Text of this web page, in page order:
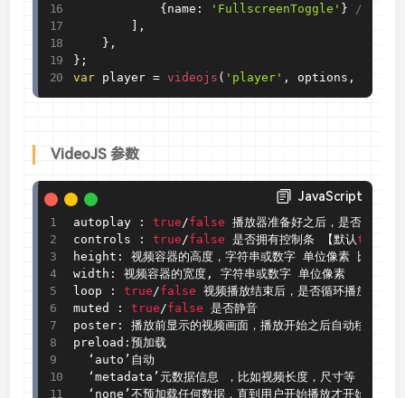
{ name : 'FullscreenToggle' }
// 全屏
,
} ,
} ;
var player = videojs ( 'player' , options ,
VideoJS 参数
JavaScript
autoplay : true/false 播放器准备好之后，是否自动播
controls
: true/false 是否拥有控制条 【默认true
height :
视频容器的高度，字符串或数字 单位像素 比如
width : 视频容器的宽度 ,
字符串或数字 单位像素
loop
: true/false 视频播放结束后，是否循环播放
muted
: true/false 是否静音
poster :
播放前显示的视频画面，播放开始之后自动移除。通
preload : 预加载
  ‘auto’自动
  ‘metadata’元数据信息 ，比如视频长度，尺寸等
  ‘none’不预加载任何数据，直到用户开始播放才开始下载